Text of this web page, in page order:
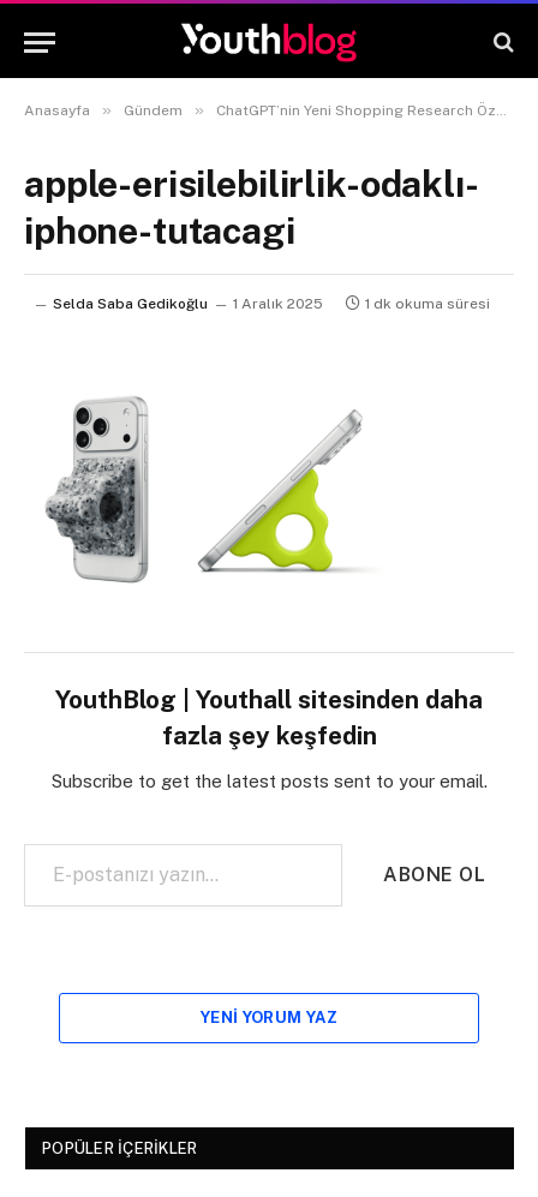
Anasayfa » Gündem » ChatGPT’nin Yeni Shopping Research Özelliği ile Kişiselleştirilmiş Rehber Deneyimi
apple-erisilebilirlik-odaklı-
iphone-tutacagi
Selda Saba Gedikoğlu 1 Aralık 2025 1 dk okuma süresi
YouthBlog | Youthall sitesinden daha
fazla şey keşfedin
Subscribe to get the latest posts sent to your email.
E-postanızı yazın…
ABONE OL
YENI YORUM YAZ
POPÜLER İÇERIKLER